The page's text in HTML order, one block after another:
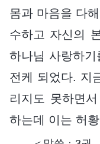
몸과 마음을 다
수하고 자신의
하나님 사랑하
전케 되었다. 지
리지도 못하면
하는데 이는 허